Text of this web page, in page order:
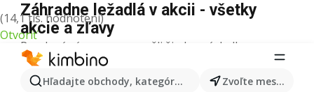
(14,1 tis. hodnotení)
Otvoriť
Hľadajte obchody, kategórie, produkty... Zvoľte mesto
Záhradne ležadlá v akcii - všetky
akcie a zľavy
Pre daný výraz sme nenašli žiadne výsledky.
Ďalšie letáky z kategórie